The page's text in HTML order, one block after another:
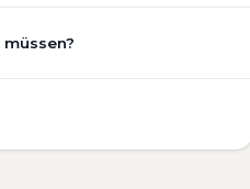
Marktlage. So erhalten Sie
und Umgebung. Auch nicht